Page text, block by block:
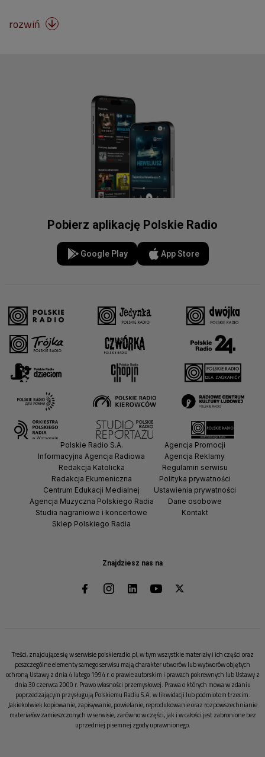
rozwiń 
Pobierz aplikację Polskie Radio
Google Play App Store
Znajdziesz nas na
Polskie Radio S.A.
Informacyjna Agencja Radiowa
Redakcja Katolicka
Redakcja Ekumeniczna
Centrum Edukacji Medialnej
Agencja Muzyczna Polskiego Radia
Studia nagraniowe i koncertowe
Sklep Polskiego Radia
Agencja Promocji
Agencja Reklamy
Regulamin serwisu
Polityka prywatności
Ustawienia prywatności
Dane osobowe
Kontakt
Treści, znajdujące się w serwisie polskieradio.pl, w tym wszystkie materiały i ich części oraz
poszczególne elementy samego serwisu mają charakter utworów lub wytworów objętych
ochroną Ustawy z dnia 4 lutego 1994 r. o prawie autorskim i prawach pokrewnych lub Ustawy z
dnia 30 czerwca 2000 r. Prawo własności przemysłowej. Prawa o których mowa w zdaniu
poprzedzającym przysługują Polskiemu Radiu S.A. w likwidacji lub podmiotom trzecim.
Jakiekolwiek kopiowanie, zapisywanie, powielanie, reprodukowanie oraz rozpowszechnianie
materiałów zamieszczonych w serwisie, zarówno w części, jak i w całości jest zabronione bez
uprzedniej pisemnej zgody uprawnionego.